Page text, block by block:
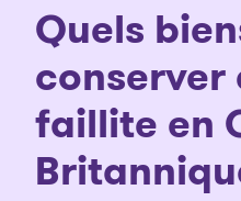
Quels
conserver
faillite en